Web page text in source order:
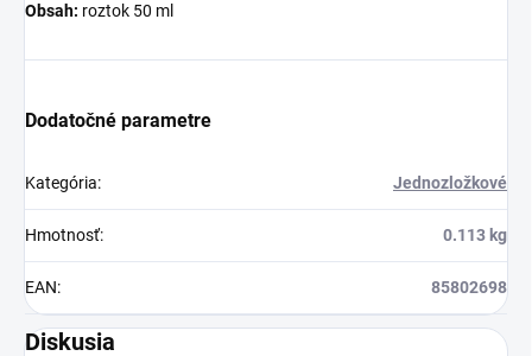
Obsah: roztok 50 ml
Dodatočné parametre
Kategória: Jednozložkové
Hmotnosť: 0.113 kg
EAN: 85802698
Diskusia